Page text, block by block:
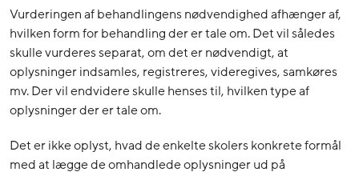
Vurderingen af behandlingens nødvendighed afhænger af,
hvilken form for behandling der er tale om. Det vil således
skulle vurderes separat, om det er nødvendigt, at
oplysninger indsamles, registreres, videregives, samkøres
mv. Der vil endvidere skulle henses til, hvilken type af
oplysninger der er tale om.
Det er ikke oplyst, hvad de enkelte skolers konkrete formål
med at lægge de omhandlede oplysninger ud på